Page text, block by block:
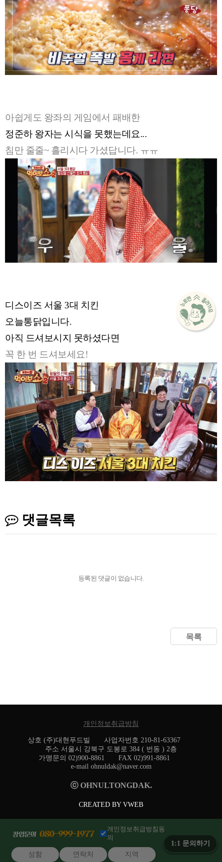
개인정보취급방침동
의
아쉽게도 왕좌의 게임에서 패배한
정준하 왕자는 시식을 못했는데요...
침만 줄줄~ 흘리시다 가셨답니다. ㅠㅠ
디스이즈 서울 3대 치킨
오늘통닭입니다.
아직 드셔보시지 못하셨다면
꼭 한 번 드셔보세요!
댓글목록
등록된 댓글이 없습니다.
목록
개인정보취급방침
상호 (주)대현푸드빌 사업자번호 210-81-63367
주소 서울시 강북구 도봉로 384 ( 번동 ) 2층
가맹문의 02)900-8861 FAX 02)991-8861
e-mail ohnuldak@naver.com
ⓒ OHNULTONGDAK.
CREATED BY VWEB